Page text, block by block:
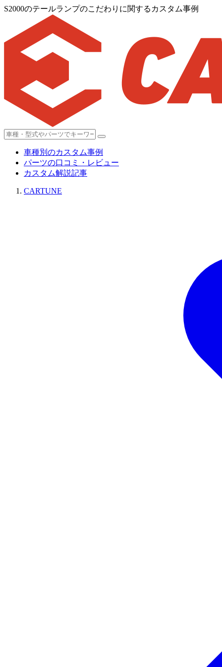
S2000のテールランプのこだわりに関するカスタム事例
車種別のカスタム事例
パーツの口コミ・レビュー
カスタム解説記事
CARTUNE